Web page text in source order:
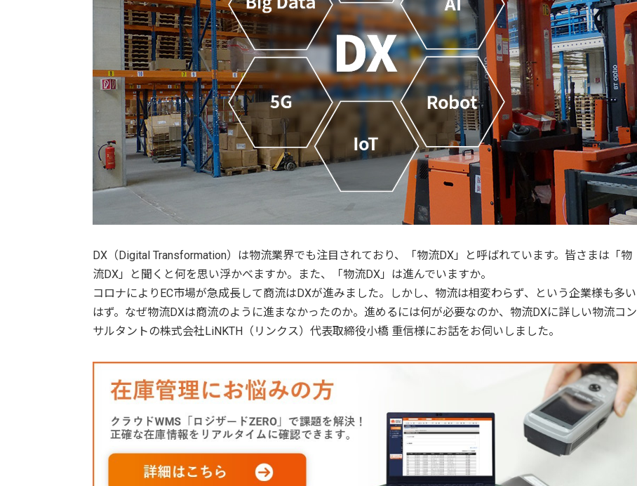
DX（Digital Transformation）は物流業界でも注目されており、「物流DX」と呼ばれています。皆さまは「物
流DX」と聞くと何を思い浮かべますか。また、「物流DX」は進んでいますか。
コロナによりEC市場が急成長して商流はDXが進みました。しかし、物流は相変わらず、という企業様も多い
はず。なぜ物流DXは商流のように進まなかったのか。進めるには何が必要なのか、物流DXに詳しい物流コン
サルタントの株式会社LiNKTH（リンクス）代表取締役小橋 重信様にお話をお伺いしました。